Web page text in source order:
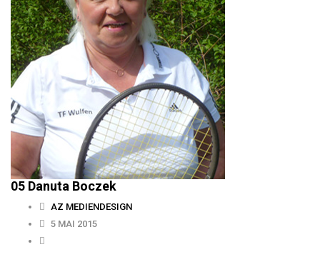
05 Danuta Boczek
AZ MEDIENDESIGN
5 MAI 2015